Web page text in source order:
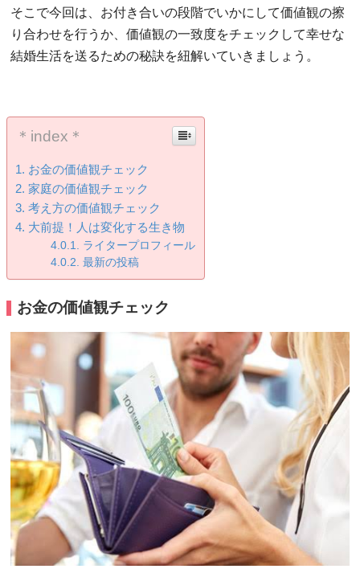
そこで今回は、お付き合いの段階でいかにして価値観の擦
り合わせを行うか、価値観の一致度をチェックして幸せな
結婚生活を送るための秘訣を紐解いていきましょう。
＊index＊
お金の価値観チェック
家庭の価値観チェック
考え方の価値観チェック
大前提！人は変化する生き物
ライタープロフィール
最新の投稿
お金の価値観チェック